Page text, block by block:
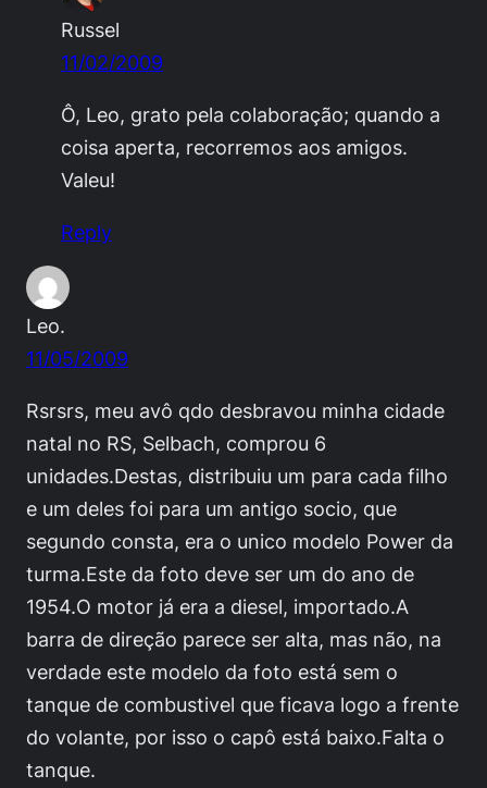
Russel
11/02/2009
Ô, Leo, grato pela colaboração; quando a
coisa aperta, recorremos aos amigos.
Valeu!
Reply
Leo.
11/05/2009
Rsrsrs, meu avô qdo desbravou minha cidade
natal no RS, Selbach, comprou 6
unidades.Destas, distribuiu um para cada filho
e um deles foi para um antigo socio, que
segundo consta, era o unico modelo Power da
turma.Este da foto deve ser um do ano de
1954.O motor já era a diesel, importado.A
barra de direção parece ser alta, mas não, na
verdade este modelo da foto está sem o
tanque de combustivel que ficava logo a frente
do volante, por isso o capô está baixo.Falta o
tanque.